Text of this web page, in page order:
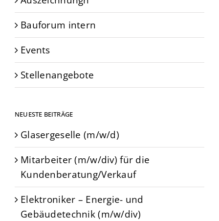
Bauforum intern
Events
Stellenangebote
NEUESTE BEITRÄGE
Glasergeselle (m/w/d)
Mitarbeiter (m/w/div) für die
Kundenberatung/Verkauf
Elektroniker – Energie- und
Gebäudetechnik (m/w/div)